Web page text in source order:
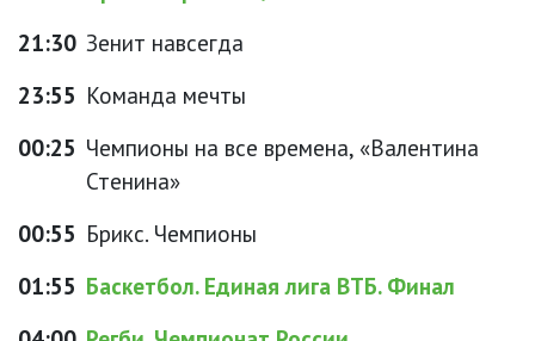
21:30 Зенит навсегда
23:55 Команда мечты
00:25 Чемпионы на все времена, «Валентина
Стенина»
00:55 Брикс. Чемпионы
01:55 Баскетбол. Единая лига ВТБ. Финал